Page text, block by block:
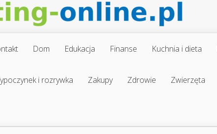
Dom Edukacja Finanse Kuchnia i dieta
i rozrywka Zakupy Zdrowie Zwierzęta